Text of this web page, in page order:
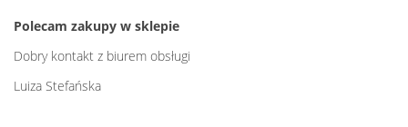
Polecam zakupy w sklepie
Dobry kontakt z biurem obsługi
Luiza Stefańska